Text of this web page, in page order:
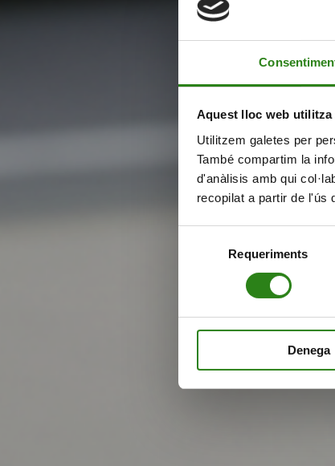
Aquest lloc web utilitza
Utilitzem galetes per
També compartim la
d'anàlisis amb qui
recopilat a partir de l'ús
consentiment
Requeriments
Denega